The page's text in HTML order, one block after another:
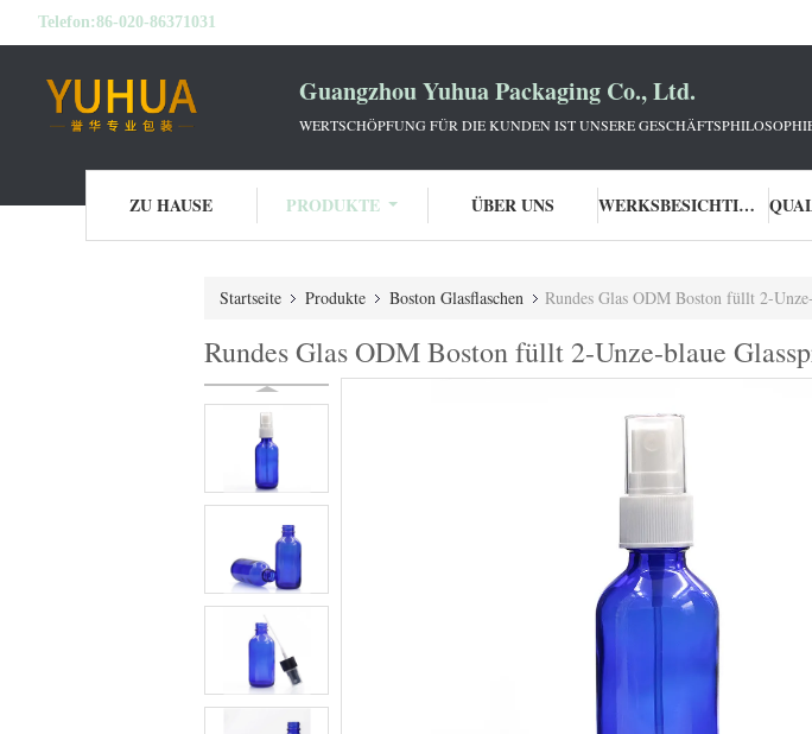
Telefon:86-020-86371031
Guangzhou Yuhua Packaging Co., Ltd.
WERTSCHÖPFUNG FÜR DIE KUNDEN IST UNSERE
ZU HAUSE PRODUKTE ÜBER UNS WERKSBESICHTIGUNG
Startseite Produkte Boston Glasflaschen Rundes Glas ODM Boston füllt 2-
Rundes Glas ODM Boston füllt 2-Unze-blaue